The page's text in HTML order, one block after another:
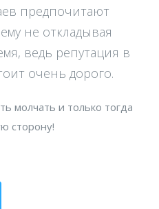
предпочитают
не откладывая
ведь репутация в
очень дорого.
молчать и только тогда
сторону!